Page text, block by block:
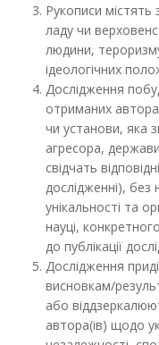
Рукописи
ладу чи
людини,
ідеологічних
Дослідження
отриманих
чи установи, яка
агресора,
свідчать
дослідженні),
унікальності та
науці,
до публікації
Дослідження
висновкам/
або
автора(ів) щодо